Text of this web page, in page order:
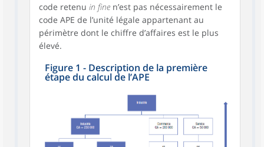
code retenu in fine n’est pas nécessairement le
code APE de l’unité légale appartenant au
périmètre dont le chiffre d’affaires est le plus
élevé.
Figure 1 - Description de la première
étape du calcul de l’APE